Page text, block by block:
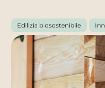
Edilizia biosostenibile